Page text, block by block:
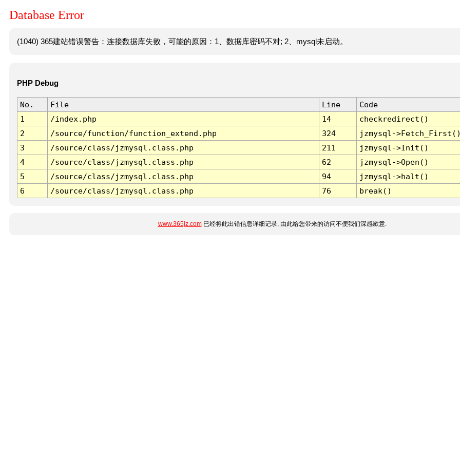
Database Error
(1040) 365建站错误警告：连接数据库失败，可能的原因：1、数据库密码不对; 2、mysql未启动。
PHP Debug
No. File Line
Code
1
/index.php 14
checkredirect()
2
/source/function/function_extend.php 324
jzmysql-
3
/source/class/jzmysql.class.php 211
jzmysql->Init()
4
/source/class/jzmysql.class.php 62
jzmysql->Open()
5
/source/class/jzmysql.class.php 94
jzmysql->halt()
6
/source/class/jzmysql.class.php 76 break()
www.365jz.com已经将此出错信息详细记录, 由此给您带来的访问不便我们深感歉意.